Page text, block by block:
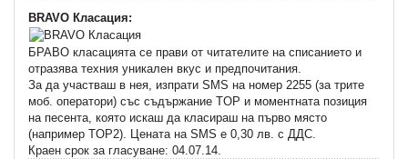
BRAVO Класация:
БРАВО класацията се прави от читателите на списанието и
отразява техния уникален вкус и предпочитания.
За да участваш в нея, изпрати SMS на номер 2255 (за трите
моб. оператори) със съдържание TOP и моментната позиция
на песента, която искаш да класираш на първо място
(например TOP2). Цената на SMS e 0,30 лв. с ДДС.
Краен срок за гласуване: 04.07.14.